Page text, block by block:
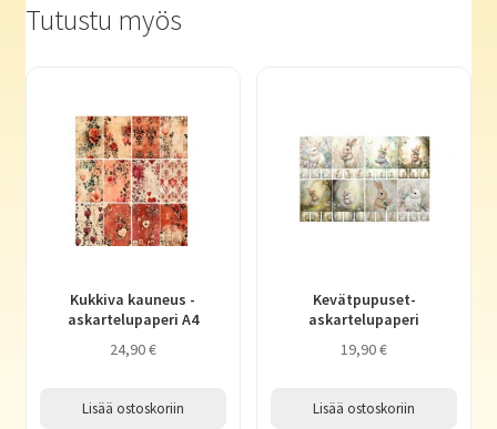
Tutustu myös
Kukkiva kauneus -
askartelupaperi A4
24,90€
Lisää ostoskoriin
Kevätpupuset-
askartelupaperi
19,90€
Lisää ostoskoriin